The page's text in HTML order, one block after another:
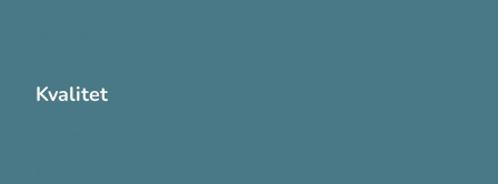
Kvalitet